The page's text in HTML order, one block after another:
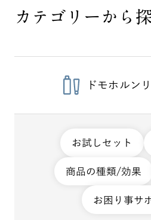
カテゴリーから
ドモホルン
お試しセット
商品の種類/効果
お困り事サ